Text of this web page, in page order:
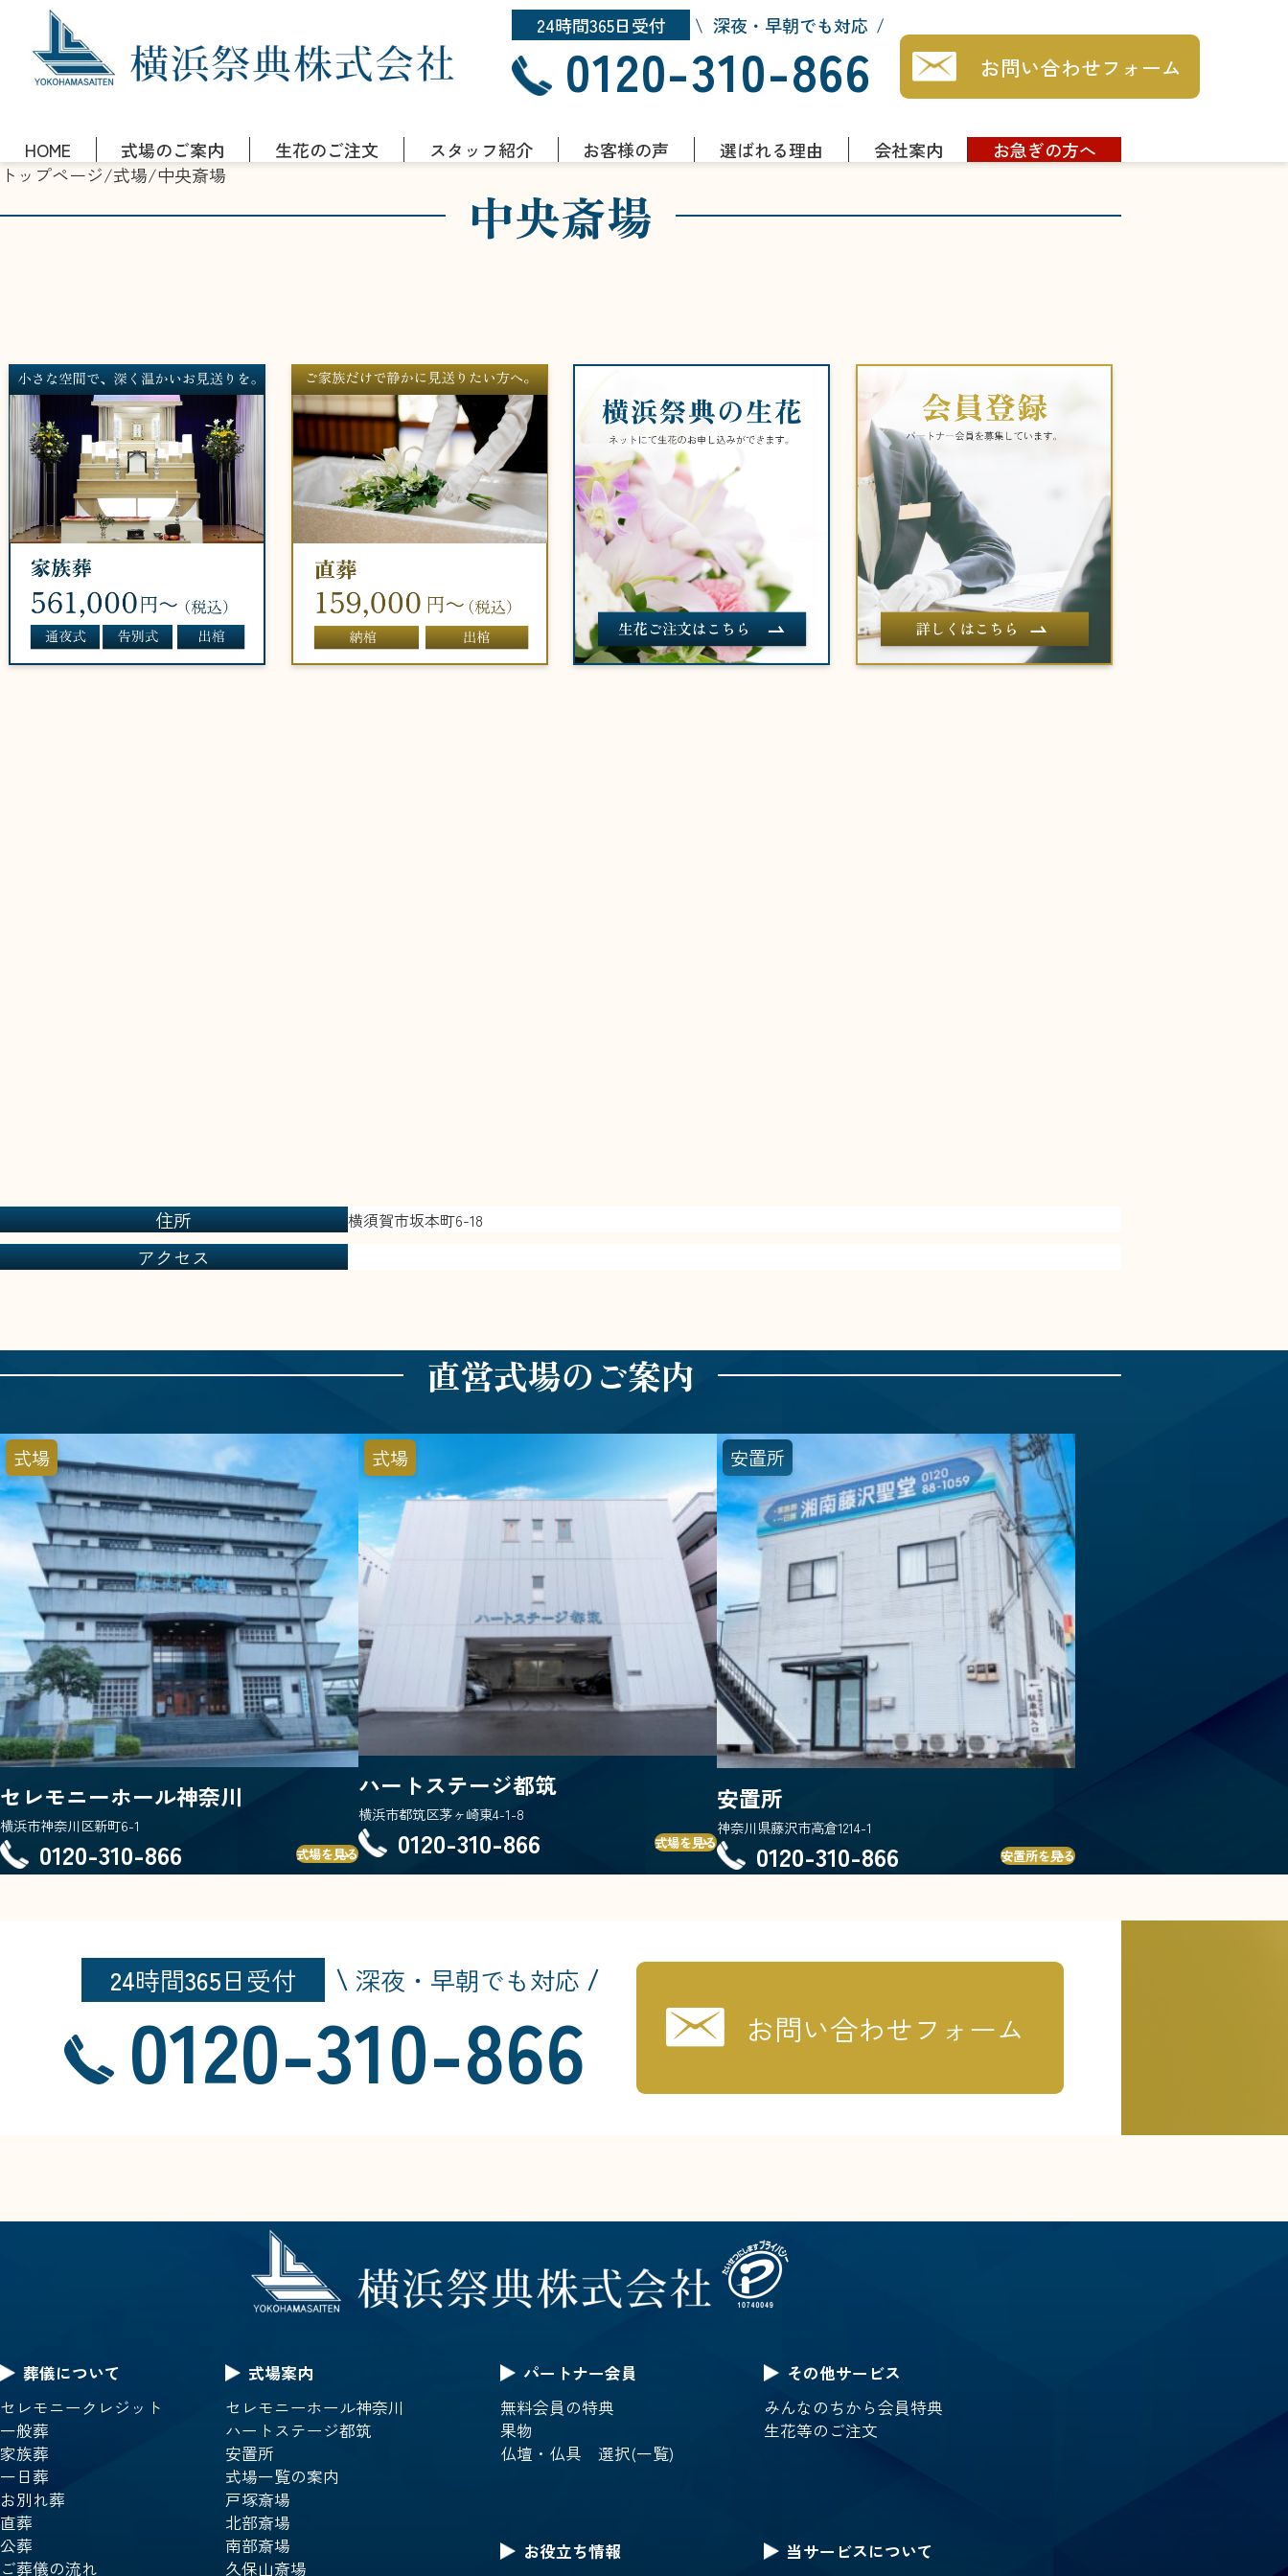
24時間365日受付 深夜・早朝でも対応
0120-310-866 お問い合わせフォーム
HOME 式場のご案内 生花のご注文 スタッフ紹介 お客様の声 選ばれる理由 会社案内
お急ぎの方へ
トップページ/式場/中央斎場
中央斎場
住所 横須賀市坂本町6-18
アクセス
直営式場のご案内
式場
セレモニーホール神奈川
横浜市神奈川区新町6-1
0120-310-866 式場を見る
式場
ハートステージ都筑
横浜市都筑区茅ヶ崎東4-1-8
0120-310-866 式場を見る
安置所
安置所
神奈川県藤沢市高倉1214-1
0120-310-866 安置所を見る
24時間365日受付 深夜・早朝でも対応
0120-310-866 お問い合わせフォーム
葬儀について
セレモニークレジット
一般葬
家族葬
一日葬
お別れ葬
直葬
公葬
ご葬儀の流れ
式場案内
セレモニーホール神奈川
ハートステージ都筑
安置所
式場一覧の案内
戸塚斎場
北部斎場
南部斎場
久保山斎場
パートナー会員
無料会員の特典
果物
仏壇・仏具 選択(一覧)
その他サービス
みんなのちから会員特典
生花等のご注文
お役立ち情報
当サービスについて